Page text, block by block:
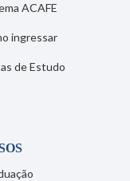
ACAFE
ingressar
de Estudo